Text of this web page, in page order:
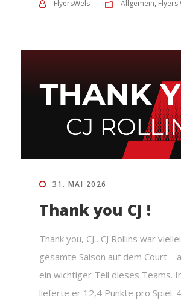
FlyersWels Allgemein, Flyers
31. MAI 2026
Thank you CJ !
Thank you, CJ . CJ Rollins war
gesamte Saison auf dem Court –
ein wichtiger Teil dieses Teams.
lieferte er 12,4 Punkte pro Spiel.